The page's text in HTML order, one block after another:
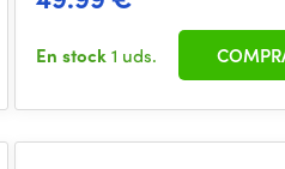
En stock1 uds.